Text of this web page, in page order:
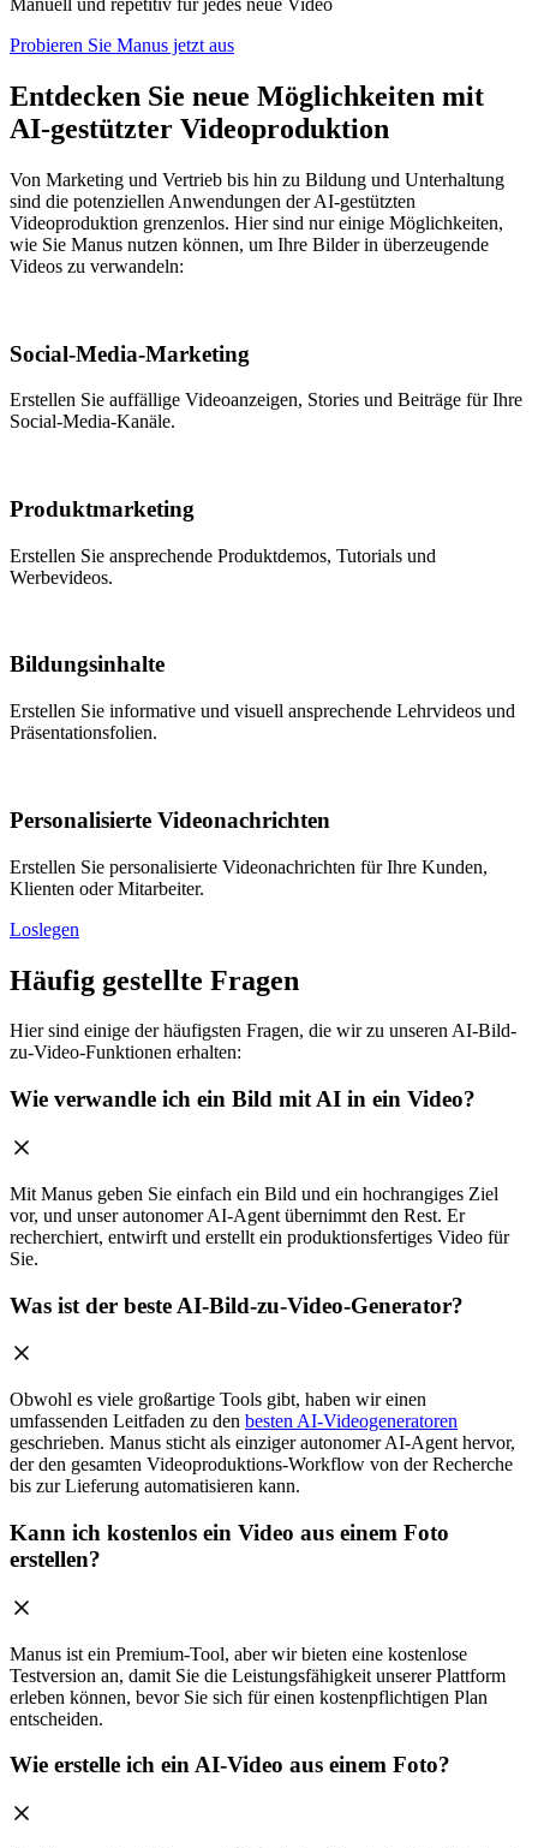
Manuell und repetitiv für jedes neue Video
Probieren Sie Manus jetzt aus
Entdecken Sie neue Möglichkeiten mit
AI-gestützter Videoproduktion
Von Marketing und Vertrieb bis hin zu Bildung und Unterhaltung
sind die potenziellen Anwendungen der AI-gestützten
Videoproduktion grenzenlos. Hier sind nur einige Möglichkeiten,
wie Sie Manus nutzen können, um Ihre Bilder in überzeugende
Videos zu verwandeln:
Social-Media-Marketing
Erstellen Sie auffällige Videoanzeigen, Stories und Beiträge für Ihre
Social-Media-Kanäle.
Produktmarketing
Erstellen Sie ansprechende Produktdemos, Tutorials und
Werbevideos.
Bildungsinhalte
Erstellen Sie informative und visuell ansprechende Lehrvideos und
Präsentationsfolien.
Personalisierte Videonachrichten
Erstellen Sie personalisierte Videonachrichten für Ihre Kunden,
Klienten oder Mitarbeiter.
Loslegen
Häufig gestellte Fragen
Hier sind einige der häufigsten Fragen, die wir zu unseren AI-Bild-
zu-Video-Funktionen erhalten:
Wie verwandle ich ein Bild mit AI in ein Video?
Mit Manus geben Sie einfach ein Bild und ein hochrangiges Ziel
vor, und unser autonomer AI-Agent übernimmt den Rest. Er
recherchiert, entwirft und erstellt ein produktionsfertiges Video für
Sie.
Was ist der beste AI-Bild-zu-Video-Generator?
Obwohl es viele großartige Tools gibt, haben wir einen
umfassenden Leitfaden zu den besten AI-Videogeneratoren
geschrieben. Manus sticht als einziger autonomer AI-Agent hervor,
der den gesamten Videoproduktions-Workflow von der Recherche
bis zur Lieferung automatisieren kann.
Kann ich kostenlos ein Video aus einem Foto
erstellen?
Manus ist ein Premium-Tool, aber wir bieten eine kostenlose
Testversion an, damit Sie die Leistungsfähigkeit unserer Plattform
erleben können, bevor Sie sich für einen kostenpflichtigen Plan
entscheiden.
Wie erstelle ich ein AI-Video aus einem Foto?